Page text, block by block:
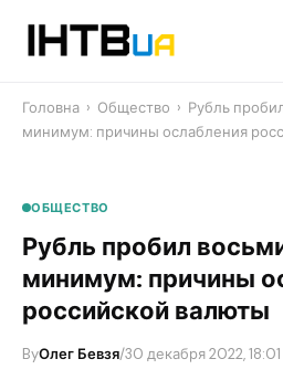
Головна › Общество › Рубль
минимум: причины ослабления
ОБЩЕСТВО
Рубль пробил
минимум: причины
российской валюты
ByОлег Бевзя/30 декабря 2022, 18:01